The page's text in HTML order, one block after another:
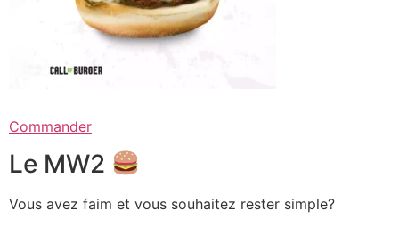
Commander
Le MW2
Vous avez faim et vous souhaitez rester simple?